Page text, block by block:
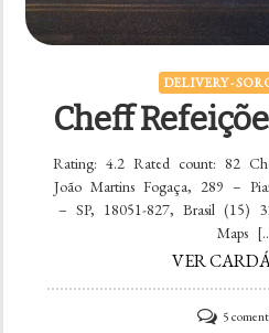
DELIVERY -
Cheff
Rating: 4.2 Rated count: 82
João Martins Fogaça, 289 –
– SP, 18051-827, Brasil (15)
Maps
VER
5